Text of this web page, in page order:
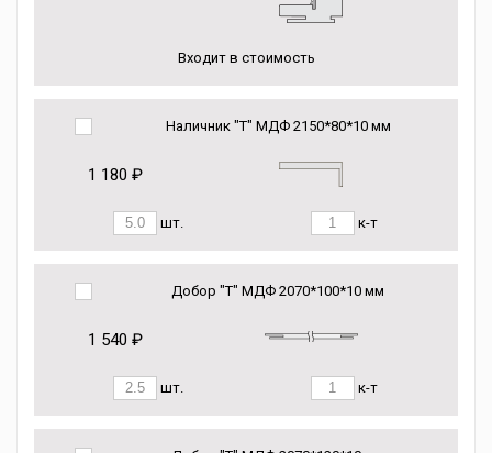
Входит в стоимость
Наличник "Т" МДФ 2150*80*10 мм
1 180 ₽
шт. к-т
Добор "Т" МДФ 2070*100*10 мм
1 540 ₽
шт. к-т